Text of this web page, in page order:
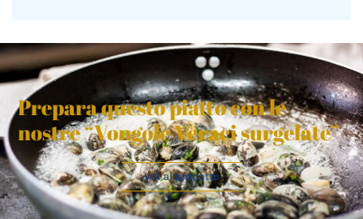
Prepara questo piatto con le
nostre “Vongole Veraci surgelate”
Vai al prodotto